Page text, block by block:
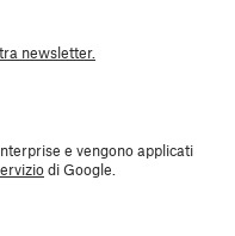
newsletter.
e vengono applicati
di Google.